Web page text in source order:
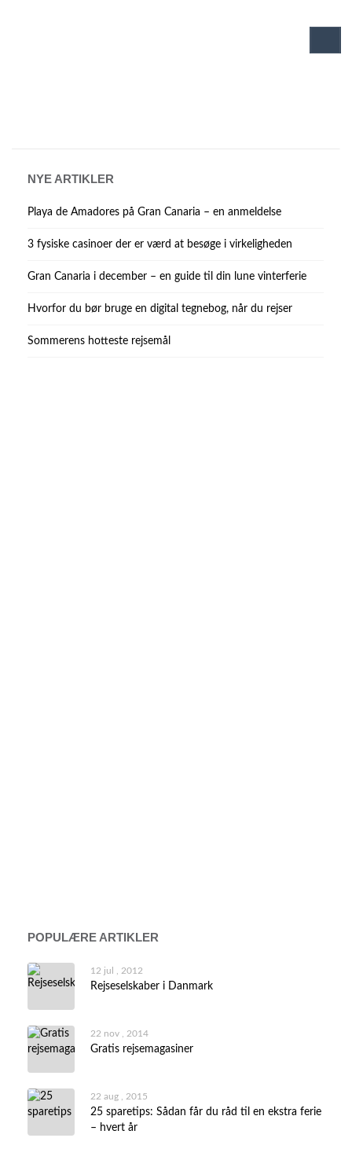
NYE ARTIKLER
Playa de Amadores på Gran Canaria – en anmeldelse
3 fysiske casinoer der er værd at besøge i virkeligheden
Gran Canaria i december – en guide til din lune vinterferie
Hvorfor du bør bruge en digital tegnebog, når du rejser
Sommerens hotteste rejsemål
POPULÆRE ARTIKLER
12 jul , 2012
Rejseselskaber i Danmark
22 nov , 2014
Gratis rejsemagasiner
22 aug , 2015
25 sparetips: Sådan får du råd til en ekstra ferie
– hvert år